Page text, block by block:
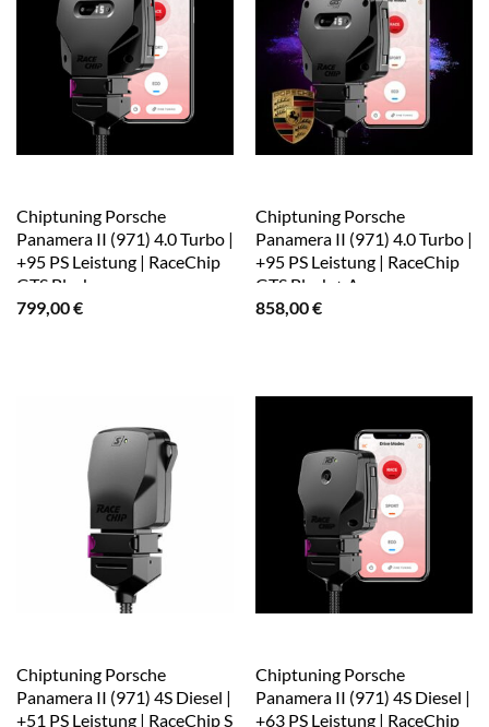
Chiptuning Porsche
Panamera II (971) 4.0 Turbo |
+95 PS Leistung | RaceChip
GTS Black
799,00€
Chiptuning Porsche
Panamera II (971) 4.0 Turbo |
+95 PS Leistung | RaceChip
GTS Black + App
858,00€
Chiptuning Porsche
Panamera II (971) 4S Diesel |
+51 PS Leistung | RaceChip S
Chiptuning Porsche
Panamera II (971) 4S Diesel |
+63 PS Leistung | RaceChip